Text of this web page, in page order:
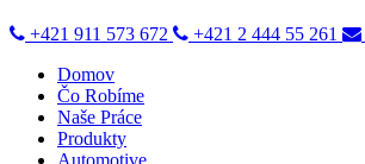
+421 911 573 672
+421 2 444 55 261
Domov
Čo Robíme
Naše Práce
Produkty